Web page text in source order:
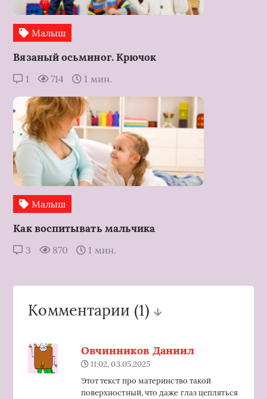
Малыш
Вязаный осьминог. Крючок
1 714 1 мин.
Малыш
Как воспитывать мальчика
3 870 1 мин.
Комментарии (1)
Овчинников Даниил
11:02, 03.05.2025
Этот текст про материнство такой
поверхностный, что даже глаз цепляться